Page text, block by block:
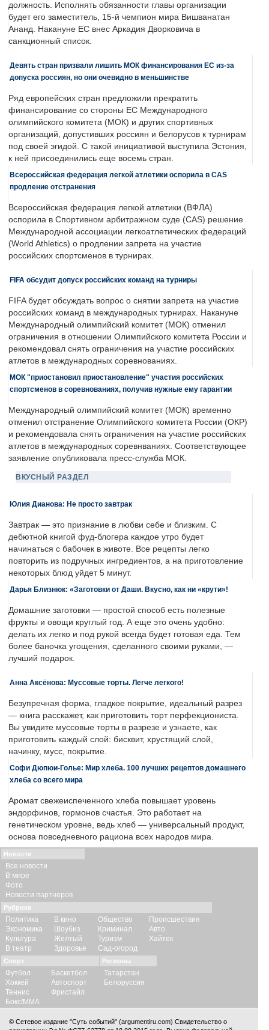
должность. Исполнять обязанности главы организации
будет его заместитель, 15-й чемпион мира Вишванатан
Ананд. Накануне ЕС внес Аркадия Дворковича в
санкционный список.
Девять стран призвали лишить МОК финансирования ЕС из-за
допуска россиян, но они очевидно в меньшинстве
Ряд европейских стран предложили прекратить
финансирование со стороны ЕС Международного
олимпийского комитета (МОК) и других спортивных
организаций, допустивших россиян и белорусов к турнирам
под своей эгидой. С такой инициативой выступила Эстония,
к ней присоединились еще восемь стран.
Всероссийская федерация легкой атлетики оспорила в CAS
продление отстранения
Всероссийская федерация легкой атлетики (ВФЛА)
оспорила в Спортивном арбитражном суде (CAS) решение
Международной ассоциации легкоатлетических федераций
(World Athletics) о продлении запрета на участие
российских спортсменов в турнирах.
FIFA обсудит допуск российских команд на турниры
FIFA будет обсуждать вопрос о снятии запрета на участие
российских команд в международных турнирах. Накануне
Международный олимпийский комитет (МОК) отменил
ограничения в отношении Олимпийского комитета России и
рекомендовал снять ограничения на участие российских
атлетов в международных соревнованиях.
МОК "приостановил приостановление" участия российских
спортсменов в соревнованиях, получив нужные ему гарантии
Международный олимпийский комитет (МОК) временно
отменил отстранение Олимпийского комитета России (ОКР)
и рекомендовала снять ограничения на участие российских
атлетов в международных соревнваниях. Соответствующее
заявление опубликовала пресс-служба МОК.
ВКУСНЫЙ РАЗДЕЛ
Юлия Дианова: Не просто завтрак
Завтрак — это признание в любви себе и близким. С
дебютной книгой фуд-блогера каждое утро будет
начинаться с бабочек в животе. Все рецепты легко
повторить из подручных ингредиентов, а на приготовление
некоторых блюд уйдет 5 минут.
Дарья Близнюк: «Заготовки от Даши. Вкусно, как ни «крути»!
Домашние заготовки — простой способ есть полезные
фрукты и овощи круглый год. А еще это очень удобно:
делать их легко и под рукой всегда будет готовая еда. Тем
более баночка угощения, сделанного своими руками, —
лучший подарок.
Анна Аксёнова: Муссовые торты. Легче легкого!
Безупречная форма, гладкое покрытие, идеальный разрез
— книга расскажет, как приготовить торт перфекциониста.
Вы увидите муссовые торты в разрезе и узнаете, как
приготовить каждый слой: бисквит, хрустящий слой,
начинку, мусс, покрытие.
Софи Дюпюи-Голье: Мир хлеба. 100 лучших рецептов домашнего
хлеба со всего мира
Аромат свежеиспеченного хлеба повышает уровень
эндорфинов, гормонов счастья. Это работает на
генетическом уровне, ведь хлеб — универсальный продукт,
основа повседневного рациона всех народов мира.
Новости
Все новости
В мире
Фото
Новости партнеров
Рубрики
Политика
Экономика
Культура
В театр
В кино
Шоубиз
Желтый
Здоровье
Общество
Криминал
Туризм
Сад-огород
Происшествия
Авто
Хайтек
Спорт
Футбол
Хоккей
Теннис
Бокс/ММА
Баскетбол
Автоспорт
Фристайл
Регионы
Татарстан
Белоруссия
© Сетевое издание "Суть событий" (argumentiru.com) Свидетельство о